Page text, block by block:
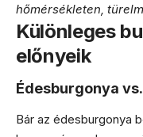
hőmérsékleten,
Különleges
előnyeik
Édesburgonya
Bár az édesburgonya